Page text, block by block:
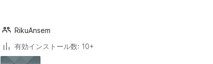
RikuAnsem
有効インストール数: 10+